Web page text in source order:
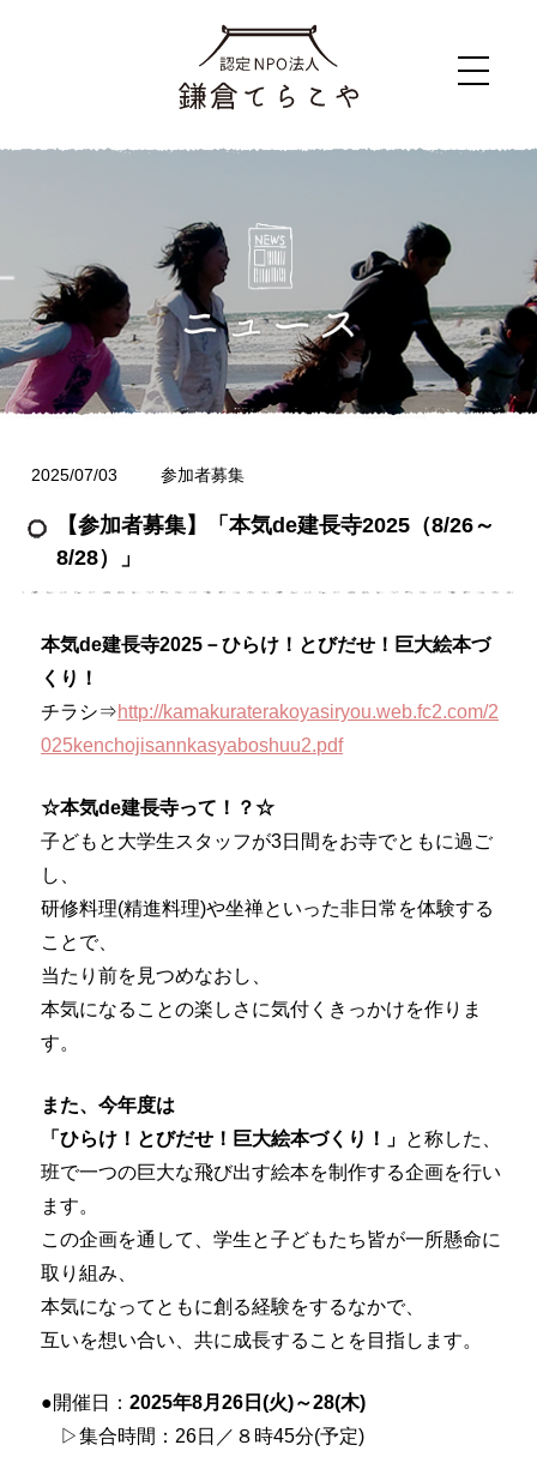
2025/07/03 参加者募集
【参加者募集】「本気de建長寺2025（8/26～
8/28）」
本気de建長寺2025－ひらけ！とびだせ！巨大絵本づ
くり！
チラシ⇒http://kamakuraterakoyasiryou.web.fc2.com/2
025kenchojisannkasyaboshuu2.pdf
☆本気de建長寺って！？☆
子どもと大学生スタッフが3日間をお寺でともに過ご
し、
研修料理(精進料理)や坐禅といった非日常を体験する
ことで、
当たり前を見つめなおし、
本気になることの楽しさに気付くきっかけを作りま
す。
また、今年度は
「ひらけ！とびだせ！巨大絵本づくり！」 と称した、
班で一つの巨大な飛び出す絵本を制作する企画を行い
ます。
この企画を通して、学生と子どもたち皆が一所懸命に
取り組み、
本気になってともに創る経験をするなかで、
互いを想い合い、共に成長することを目指します。
●開催日：2025年8月26日(火)～28(木)
▷集合時間：26日／８時45分(予定)